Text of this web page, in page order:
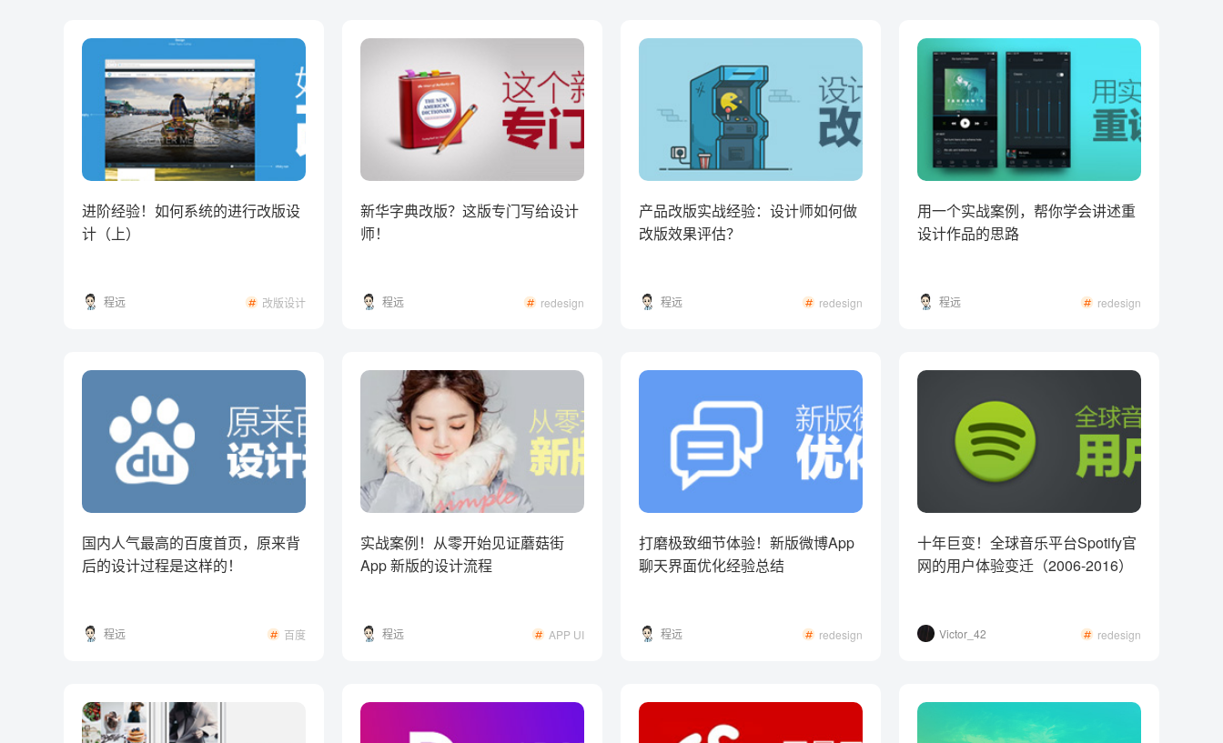
进阶经验！如何系统的进行改版设
计（上）
程远 改版设计
新华字典改版？这版专门写给设计
师！
程远 redesign
产品改版实战经验：设计师如何做
改版效果评估？
程远 redesign
用一个实战案例，帮你学会讲述重
设计作品的思路
程远 redesign
国内人气最高的百度首页，原来背
后的设计过程是这样的！
程远 百度
实战案例！从零开始见证蘑菇街
App 新版的设计流程
程远 APP UI
打磨极致细节体验！新版微博App
聊天界面优化经验总结
程远 redesign
十年巨变！全球音乐平台Spotify官
网的用户体验变迁（2006-2016）
Victor_42 redesign